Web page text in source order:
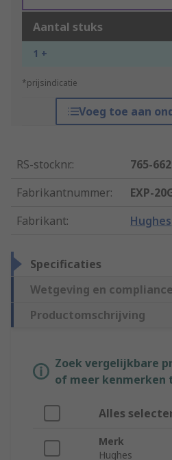
Aantal stuks
1 +
*prijsindicatie
Voeg toe aan
RS-stocknr.:
765-662
Fabrikantnummer:
EXP-
Fabrikant: Hughes
Specificaties
Wetgeving en compliance
Productomschrijving
Zoek vergelijkbare
of meer kenmerken
Alles
Merk
Hughes